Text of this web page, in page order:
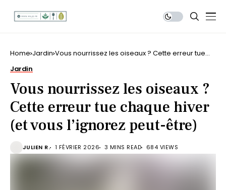
Home Jardin Vous nourrissez les oiseaux ? Cette erreur tue
Jardin
Vous nourrissez les oiseaux ?
Cette erreur tue chaque hiver
(et vous l’ignorez peut-être)
JULIEN R. 1 FÉVRIER 2026 3 MINS READ 684 VIEWS